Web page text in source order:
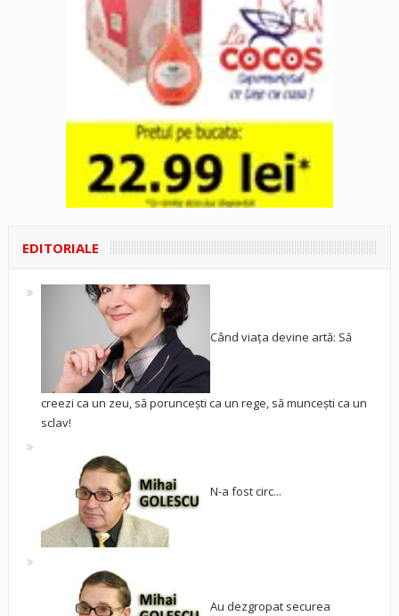
EDITORIALE
Când viața devine artă: Să
creezi ca un zeu, să poruncești ca un rege, să muncești ca un
sclav!
N-a fost circ...
Au dezgropat securea